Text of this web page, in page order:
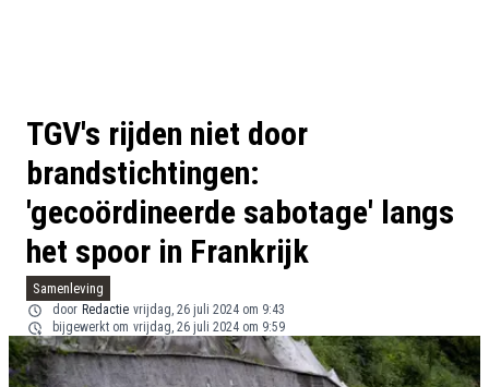
TGV's rijden niet door
brandstichtingen:
'gecoördineerde sabotage' langs
het spoor in Frankrijk
Samenleving
door Redactie vrijdag, 26 juli 2024 om 9:43
bijgewerkt om vrijdag, 26 juli 2024 om 9:59